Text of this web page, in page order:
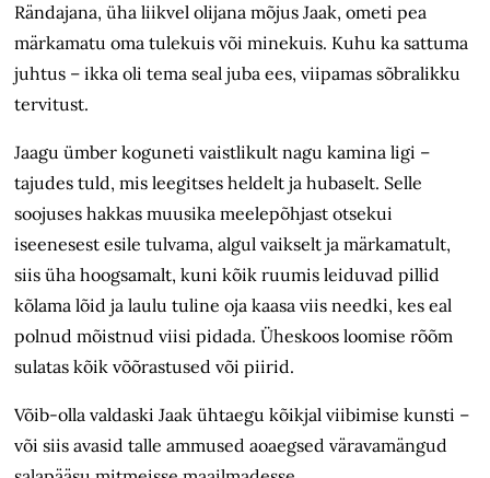
Rändajana, üha liikvel olijana mõjus Jaak, ometi pea
märkamatu oma tulekuis või minekuis. Kuhu ka sattuma
juhtus – ikka oli tema seal juba ees, viipamas sõbralikku
tervitust.
Jaagu ümber koguneti vaistlikult nagu kamina ligi –
tajudes tuld, mis leegitses heldelt ja hubaselt. Selle
soojuses hakkas muusika meelepõhjast otsekui
iseenesest esile tulvama, algul vaikselt ja märkamatult,
siis üha hoogsamalt, kuni kõik ruumis leiduvad pillid
kõlama lõid ja laulu tuline oja kaasa viis needki, kes eal
polnud mõistnud viisi pidada. Üheskoos loomise rõõm
sulatas kõik võõrastused või piirid.
Võib-olla valdaski Jaak ühtaegu kõikjal viibimise kunsti –
või siis avasid talle ammused aoaegsed väravamängud